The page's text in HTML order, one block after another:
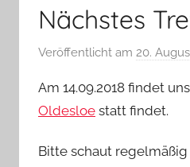
Nächstes
Veröffentlicht am 20.
Am 14.09.2018 findet
Oldesloe statt findet.
Bitte schaut